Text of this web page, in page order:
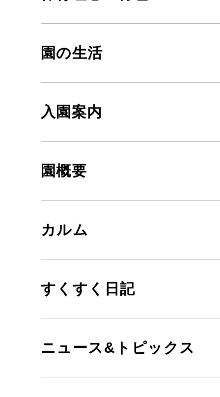
園の生活
入園案内
園概要
カルム
すくすく日記
ニュース&トピックス